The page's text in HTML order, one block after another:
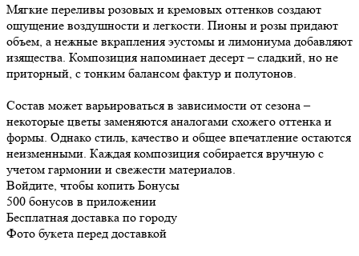
Мягкие переливы розовых и кремовых оттенков создают
ощущение воздушности и легкости. Пионы и розы придают
объем, а нежные вкрапления эустомы и лимониума добавляют
изящества. Композиция напоминает десерт – сладкий, но не
приторный, с тонким балансом фактур и полутонов.
Состав может варьироваться в зависимости от сезона –
некоторые цветы заменяются аналогами схожего оттенка и
формы. Однако стиль, качество и общее впечатление остаются
неизменными. Каждая композиция собирается вручную с
учетом гармонии и свежести материалов.
Войдите, чтобы копить Бонусы
500 бонусов в приложении
Бесплатная доставка по городу
Фото букета перед доставкой